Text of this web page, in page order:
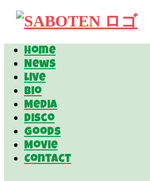
Home
News
Live
Bio
Media
Disco
Goods
Movie
Contact